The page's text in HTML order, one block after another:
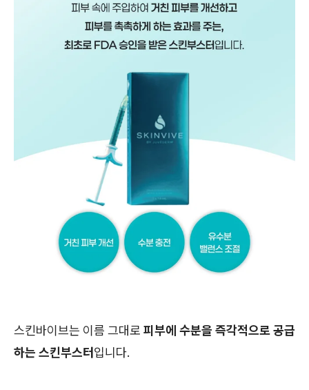
스킨바이브는 이름 그대로 피부에 수분을 즉각적으로 공급
하는 스킨부스터입니다.